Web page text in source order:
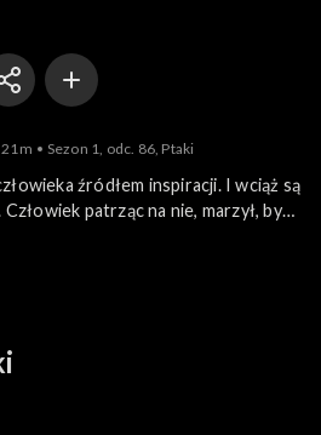
21m Sezon 1, odc. 86, Ptaki
źródłem inspiracji. I wciąż są
patrząc na nie, marzył, by
dzisiejszym odcinku przyjrzymy się
się nad tym, czy są